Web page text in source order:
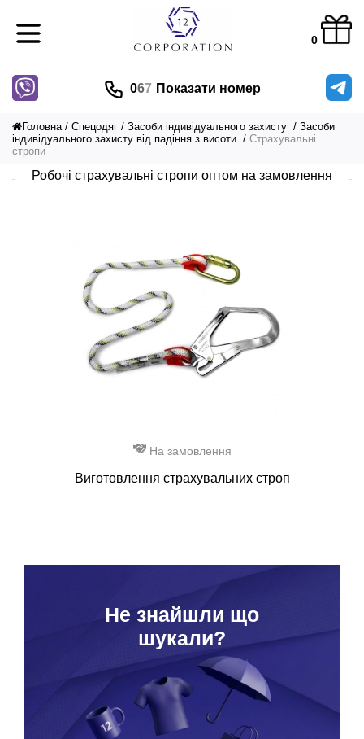
0
067 Показати номер
Головна Спецодяг Засоби індивідуального захисту
Засоби
індивідуального захисту від падіння з висоти
Страхувальні
стропи
Робочі страхувальні стропи оптом на замовлення
На замовлення
Виготовлення страхувальних строп
Hе знайшли що
шукали?